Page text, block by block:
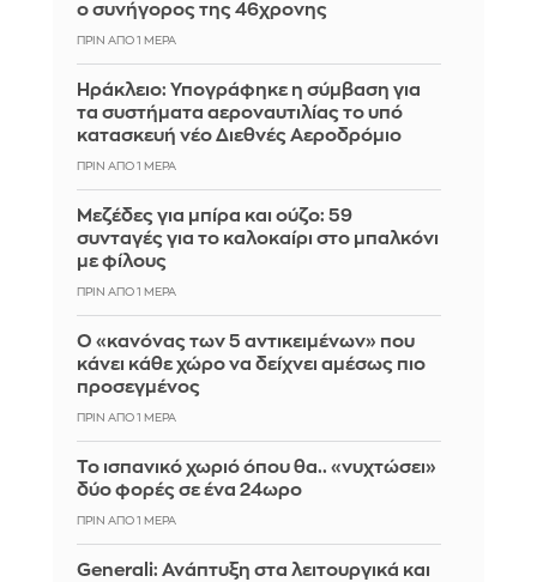
ο συνήγορος της 46χρονης
ΠΡΙΝ ΑΠΌ 1 ΜΈΡΑ
Ηράκλειο: Υπογράφηκε η σύμβαση για
τα συστήματα αεροναυτιλίας το υπό
κατασκευή νέο Διεθνές Αεροδρόμιο
ΠΡΙΝ ΑΠΌ 1 ΜΈΡΑ
Μεζέδες για μπίρα και ούζο: 59
συνταγές για το καλοκαίρι στο μπαλκόνι
με φίλους
ΠΡΙΝ ΑΠΌ 1 ΜΈΡΑ
Ο «κανόνας των 5 αντικειμένων» που
κάνει κάθε χώρο να δείχνει αμέσως πιο
προσεγμένος
ΠΡΙΝ ΑΠΌ 1 ΜΈΡΑ
Το ισπανικό χωριό όπου θα.. «νυχτώσει»
δύο φορές σε ένα 24ωρο
ΠΡΙΝ ΑΠΌ 1 ΜΈΡΑ
Generali: Ανάπτυξη στα λειτουργικά και